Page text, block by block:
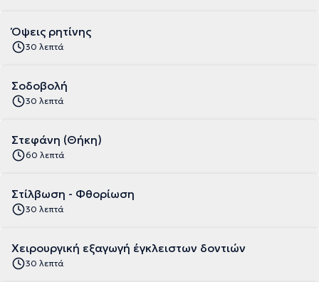
Όψεις ρητίνης
30 λεπτά
Σοδοβολή
30 λεπτά
Στεφάνη (Θήκη)
60 λεπτά
Στίλβωση - Φθορίωση
30 λεπτά
Χειρουργική εξαγωγή έγκλειστων δοντιών
30 λεπτά